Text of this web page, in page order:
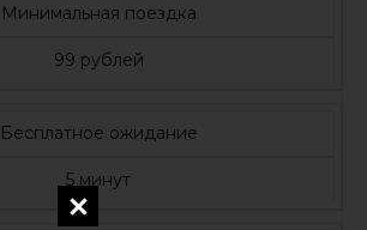
Минимальная поездка
99 рублей
Бесплатное ожидание
5 минут